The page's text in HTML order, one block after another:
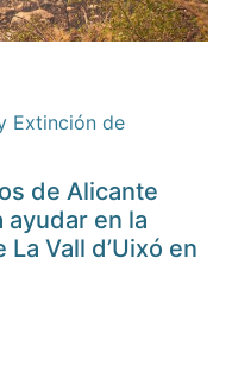
Extinción de
de Alicante
en la
Vall d’Uixó en